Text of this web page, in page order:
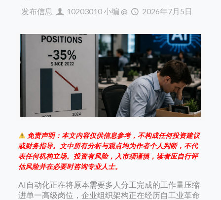
发布信息 10203010 小编 @ 2026年7月5日
免责声明：本文内容仅供信息参考，不构成任何投资建议
或财务指导。文中所有分析与观点均为作者个人判断，不代
表任何机构立场。投资有风险，入市须谨慎，读者应自行评
估风险并在必要时咨询专业人士。
AI自动化正在将原本需要多人分工完成的工作量压缩
进单一高级岗位，企业组织架构正在经历自工业革命